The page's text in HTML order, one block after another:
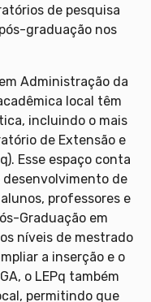
de pesquisa
graduação nos
Administração da
local têm
incluindo o mais
de Extensão e
Esse espaço conta
de
professores e
Graduação em
níveis de mestrado
a inserção e o
o LEPq também
permitindo que